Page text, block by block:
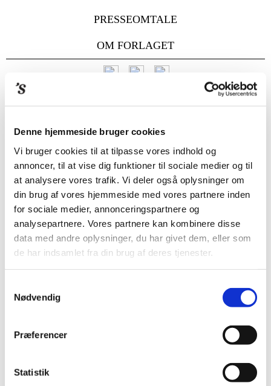
Denne hjemmeside bruger cookies
Vi bruger cookies til at tilpasse vores indhold og
annoncer, til at vise dig funktioner til sociale medier og til
at analysere vores trafik. Vi deler også oplysninger om
din brug af vores hjemmeside med vores partnere inden
for sociale medier, annonceringspartnere og
analysepartnere. Vores partnere kan kombinere disse
data med andre oplysninger, du har givet dem, eller som
de har indsamlet fra din brug af deres tjenester.
Nødvendig
Præferencer
Statistik
PRESSEOMTALE
OM FORLAGET
/ FRA INSTAMATIC TIL INSTAGRAM – FAMILIEALBUMMETS
FORTÆLLINGER